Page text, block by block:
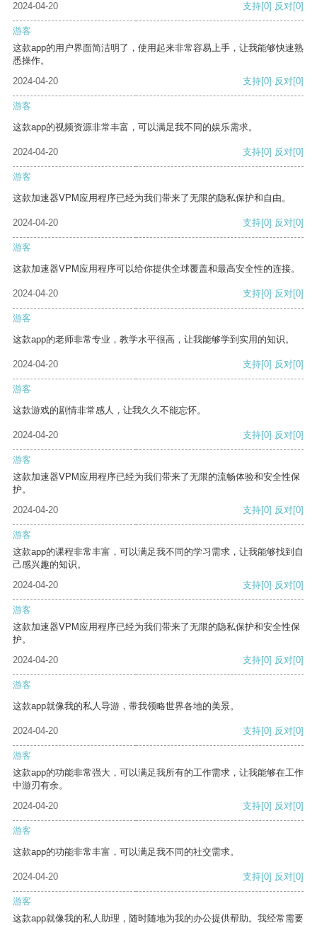
2024-04-20 支持[0] 反对[0]
游客
这款app的用户界面简洁明了，使用起来非常容易上手，让我能够快速熟
悉操作。
2024-04-20
支持[0] 反对[0]
游客
这款app的视频资源非常丰富，可以满足我不同的娱乐需求。
2024-04-20 支持[0] 反对[0]
游客
这款加速器VPM应用程序已经为我们带来了无限的隐私保护和自由。
2024-04-20 支持[0] 反对[0]
游客
这款加速器VPM应用程序可以给你提供全球覆盖和最高安全性的连接。
2024-04-20 支持[0] 反对[0]
游客
这款app的老师非常专业，教学水平很高，让我能够学到实用的知识。
2024-04-20 支持[0] 反对[0]
游客
这款游戏的剧情非常感人，让我久久不能忘怀。
2024-04-20 支持[0] 反对[0]
游客
这款加速器VPM应用程序已经为我们带来了无限的流畅体验和安全性保
护。
2024-04-20
支持[0] 反对[0]
游客
这款app的课程非常丰富，可以满足我不同的学习需求，让我能够找到自
己感兴趣的知识。
2024-04-20
支持[0] 反对[0]
游客
这款加速器VPM应用程序已经为我们带来了无限的隐私保护和安全性保
护。
2024-04-20
支持[0] 反对[0]
游客
这款app就像我的私人导游，带我领略世界各地的美景。
2024-04-20 支持[0] 反对[0]
游客
这款app的功能非常强大，可以满足我所有的工作需求，让我能够在工作
中游刃有余。
2024-04-20
支持[0] 反对[0]
游客
这款app的功能非常丰富，可以满足我不同的社交需求。
2024-04-20 支持[0] 反对[0]
游客
这款app就像我的私人助理，随时随地为我的办公提供帮助。我经常需要